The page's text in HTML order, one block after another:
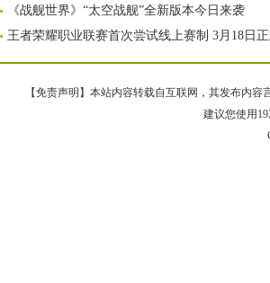
《战舰世界》“太空战舰”全新版本今日来袭
王者荣耀职业联赛首次尝试线上赛制 3月18日
【免责声明】本站内容转载自互联网，其发布内
建议您使用